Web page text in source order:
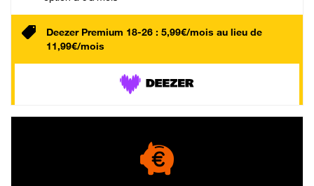
Deezer Premium 18-26 : 5,99€/mois au lieu de
11,99€/mois